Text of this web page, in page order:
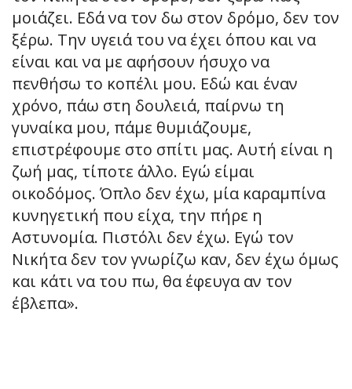
μοιάζει. Εδά να τον δω στον δρόμο, δεν τον
ξέρω. Την υγειά του να έχει όπου και να
είναι και να με αφήσουν ήσυχο να
πενθήσω το κοπέλι μου. Εδώ και έναν
χρόνο, πάω στη δουλειά, παίρνω τη
γυναίκα μου, πάμε θυμιάζουμε,
επιστρέφουμε στο σπίτι μας. Αυτή είναι η
ζωή μας, τίποτε άλλο. Εγώ είμαι
οικοδόμος. Όπλο δεν έχω, μία καραμπίνα
κυνηγετική που είχα, την πήρε η
Αστυνομία. Πιστόλι δεν έχω. Εγώ τον
Νικήτα δεν τον γνωρίζω καν, δεν έχω όμως
και κάτι να του πω, θα έφευγα αν τον
έβλεπα».